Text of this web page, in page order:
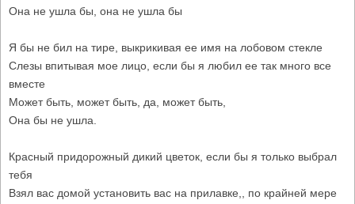
Она не ушла бы, она не ушла бы
Я бы не бил на тире, выкрикивая ее имя на лобовом стекле
Слезы впитывая мое лицо, если бы я любил ее так много все
вместе
Может быть, может быть, да, может быть,
Она бы не ушла.
Красный придорожный дикий цветок, если бы я только выбрал
тебя
Взял вас домой установить вас на прилавке,, по крайней мере